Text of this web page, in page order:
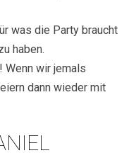
was die Party braucht
haben.
Wenn wir jemals
dann wieder mit